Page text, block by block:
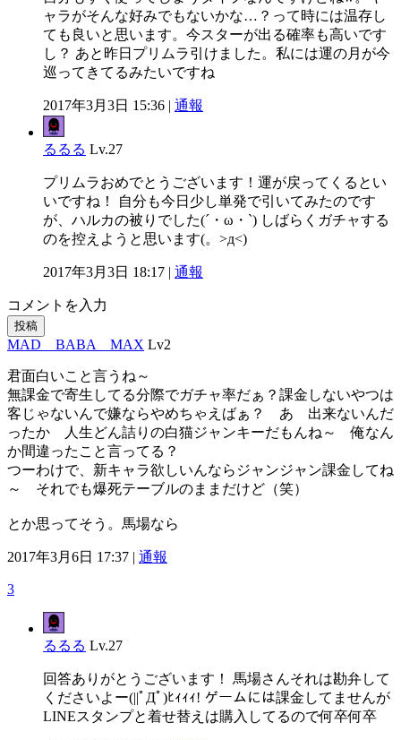
ャラがそんな好みでもないかな…？って時には温存し
ても良いと思います。今スターが出る確率も高いです
し？ あと昨日プリムラ引けました。私には運の月が今
巡ってきてるみたいですね
2017年3月3日 15:36 | 通報
るるる Lv.27
プリムラおめでとうございます！運が戻ってくるとい
いですね！ 自分も今日少し単発で引いてみたのです
が、ハルカの被りでした(´・ω・`) しばらくガチャする
のを控えようと思います(。>д<)
2017年3月3日 18:17 | 通報
コメントを入力
投稿
MAD BABA MAX Lv2
君面白いこと言うね～
無課金で寄生してる分際でガチャ率だぁ？課金しないやつは
客じゃないんで嫌ならやめちゃえばぁ？ あ 出来ないんだ
ったか 人生どん詰りの白猫ジャンキーだもんね～ 俺なん
か間違ったこと言ってる？
つーわけで、新キャラ欲しいんならジャンジャン課金してね
～ それでも爆死テーブルのままだけど（笑）
とか思ってそう。馬場なら
2017年3月6日 17:37 | 通報
3
るるる Lv.27
回答ありがとうございます！ 馬場さんそれは勘弁して
くださいよー(||ﾟДﾟ)ﾋｨｨｨ! ゲームには課金してませんが
LINEスタンプと着せ替えは購入してるので何卒何卒